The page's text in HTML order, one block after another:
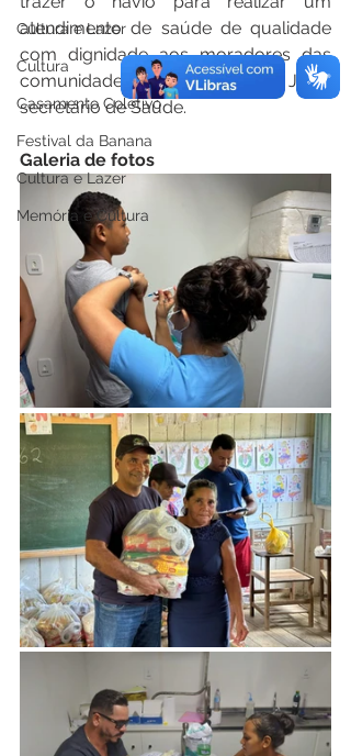
Cultura e Lazer
Cultura
Casamento Coletivo
Festival da Banana
Cultura e Lazer
Memória e Cultura
atendimento de saúde de qualidade
com dignidade aos moradores das
comunidades”. Disse: Aluíldo José,
secretário de Saúde.
Galeria de fotos